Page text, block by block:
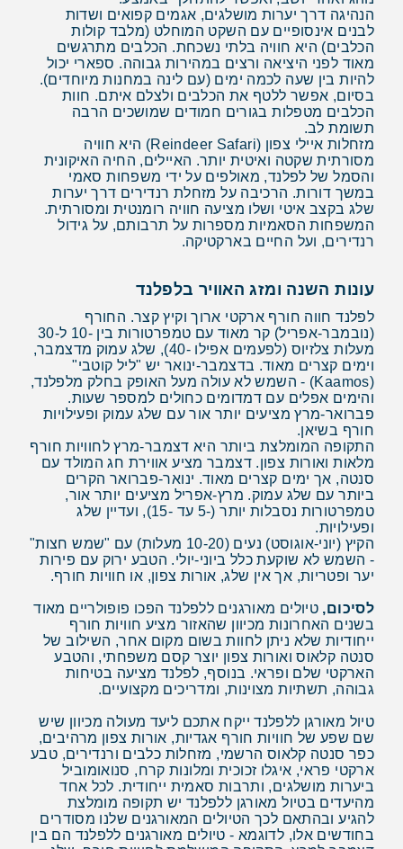
הנהיגה דרך יערות מושלגים, אגמים קפואים ושדות
לבנים אינסופיים עם השקט המוחלט (מלבד קולות
הכלבים) היא חוויה בלתי נשכחת. הכלבים מתרגשים
מאוד לפני היציאה ורצים במהירות גבוהה. ספארי יכול
להיות בין שעה לכמה ימים (עם לינה במחנות מיוחדים).
בסיום, אפשר ללטף את הכלבים ולצלם איתם. חוות
הכלבים מטפלות בגורים חמודים שמושכים הרבה
תשומת לב.
מזחלות איילי צפון (Reindeer Safari) היא חוויה
מסורתית שקטה ואיטית יותר. האיילים, החיה האיקונית
והסמל של לפלנד, מאולפים על ידי משפחות סאמי
במשך דורות. הרכיבה על מזחלת רנדירים דרך יערות
שלג בקצב איטי ושלו מציעה חוויה רומנטית ומסורתית.
המשפחות הסאמיות מספרות על תרבותם, על גידול
רנדירים, ועל החיים בארקטיקה.
עונות השנה ומזג האוויר בלפלנד
לפלנד חווה חורף ארקטי ארוך וקיץ קצר. החורף
(נובמבר-אפריל) קר מאוד עם טמפרטורות בין -10 ל-30
מעלות צלזיוס (לפעמים אפילו -40), שלג עמוק מדצמבר,
וימים קצרים מאוד. בדצמבר-ינואר יש "ליל קוטבי"
(Kaamos) - השמש לא עולה מעל האופק בחלק מלפלנד,
והימים אפלים עם דמדומים כחולים למספר שעות.
פברואר-מרץ מציעים יותר אור עם שלג עמוק ופעילויות
חורף בשיאן.
התקופה המומלצת ביותר היא דצמבר-מרץ לחוויות חורף
מלאות ואורות צפון. דצמבר מציע אווירת חג המולד עם
סנטה, אך ימים קצרים מאוד. ינואר-פברואר הקרים
ביותר עם שלג עמוק. מרץ-אפריל מציעים יותר אור,
טמפרטורות נסבלות יותר (-5 עד -15), ועדיין שלג
ופעילויות.
הקיץ (יוני-אוגוסט) נעים (10-20 מעלות) עם "שמש חצות"
- השמש לא שוקעת כלל ביוני-יולי. הטבע ירוק עם פירות
יער ופטריות, אך אין שלג, אורות צפון, או חוויות חורף.
לסיכום, טיולים מאורגנים ללפלנד הפכו פופולריים מאוד
בשנים האחרונות מכיוון שהאזור מציע חוויות חורף
ייחודיות שלא ניתן לחוות בשום מקום אחר, השילוב של
סנטה קלאוס ואורות צפון יוצר קסם משפחתי, והטבע
הארקטי שלם ופראי. בנוסף, לפלנד מציעה בטיחות
גבוהה, תשתיות מצוינות, ומדריכים מקצועיים.
טיול מאורגן ללפלנד ייקח אתכם ליעד מעולה מכיוון שיש
שם שפע של חוויות חורף אגדיות, אורות צפון מרהיבים,
כפר סנטה קלאוס הרשמי, מזחלות כלבים ורנדירים, טבע
ארקטי פראי, איגלו זכוכית ומלונות קרח, סנואומוביל
ביערות מושלגים, ותרבות סאמית ייחודית. לכל אחד
מהיעדים בטיול מאורגן ללפלנד יש תקופה מומלצת
להגיע ובהתאם לכך הטיולים המאורגנים שלנו מסודרים
בחודשים אלו, לדוגמא - טיולים מאורגנים ללפלנד הם בין